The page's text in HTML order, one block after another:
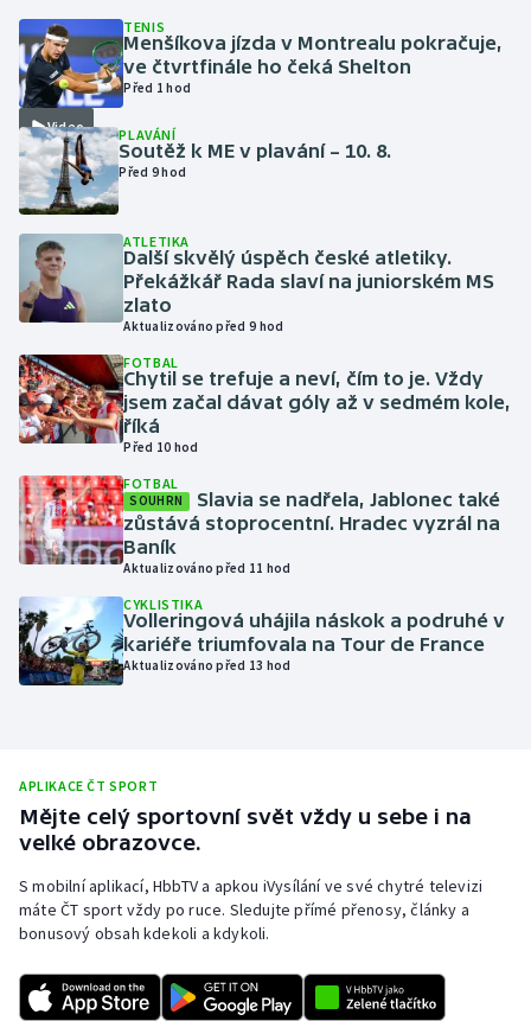
Futsal
Golf
Gymnastika
Házená
Jezdectví
Judo
Krasobruslení
Lezení
Lyže a snowboard
Moderní pětiboj
Motorsport
Olympijské hry
Plážový volejbal
Ragby
Rychlobruslení
Rychlostní kanoistika
Video
TENIS
Menšíkova jízda v Montrealu pokračuje,
ve čtvrtfinále ho čeká Shelton
Před 1 hod
PLAVÁNÍ
Soutěž k ME v plavání – 10. 8.
Před 9 hod
ATLETIKA
Další skvělý úspěch české atletiky.
Překážkář Rada slaví na juniorském MS
zlato
Aktualizováno před 9 hod
FOTBAL
Chytil se trefuje a neví, čím to je. Vždy
jsem začal dávat góly až v sedmém kole,
říká
Před 10 hod
FOTBAL
SOUHRN
Slavia se nadřela, Jablonec také
zůstává stoprocentní. Hradec vyzrál na
Baník
Aktualizováno před 11 hod
CYKLISTIKA
Volleringová uhájila náskok a podruhé v
kariéře triumfovala na Tour de France
Aktualizováno před 13 hod
APLIKACE ČT SPORT
Mějte celý sportovní svět vždy u sebe i na
velké obrazovce.
S mobilní aplikací, HbbTV a apkou iVysílání ve své chytré televizi
máte ČT sport vždy po ruce. Sledujte přímé přenosy, články a
bonusový obsah kdekoli a kdykoli.